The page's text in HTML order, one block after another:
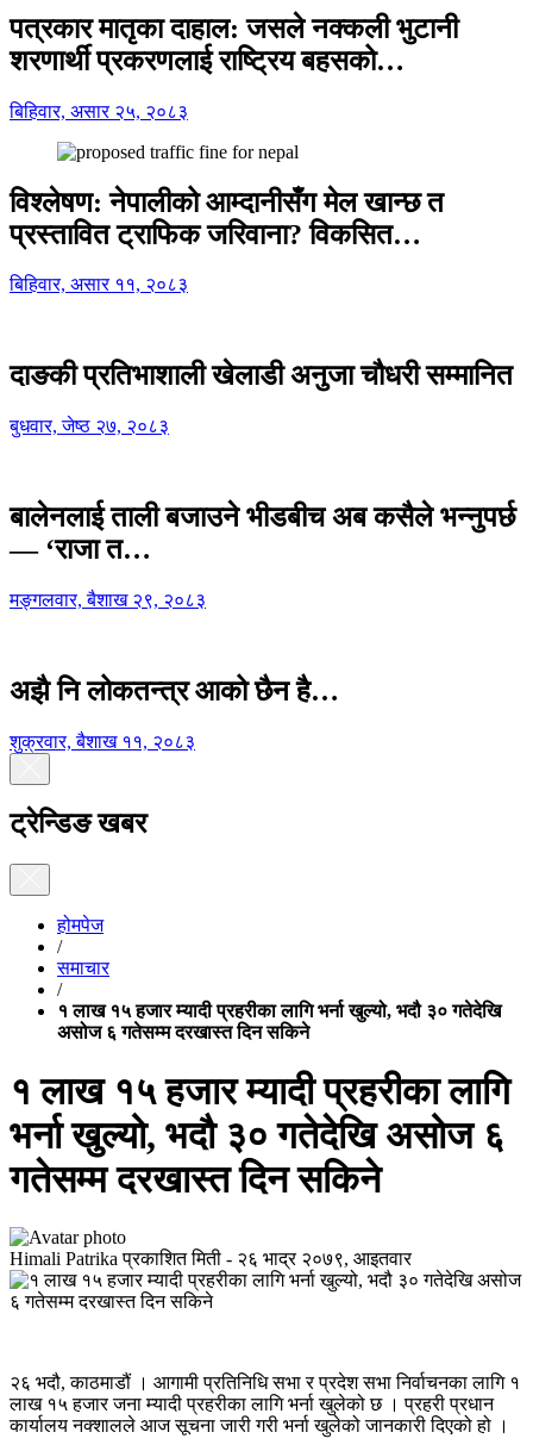
पत्रकार मातृका दाहाल: जसले नक्कली भुटानी
शरणार्थी प्रकरणलाई राष्ट्रिय बहसको…
बिहिवार, असार २५, २०८३
विश्लेषण: नेपालीको आम्दानीसँग मेल खान्छ त
प्रस्तावित ट्राफिक जरिवाना? विकसित…
बिहिवार, असार ११, २०८३
दाङकी प्रतिभाशाली खेलाडी अनुजा चौधरी सम्मानित
बुधवार, जेष्ठ २७, २०८३
बालेनलाई ताली बजाउने भीडबीच अब कसैले भन्नुपर्छ
— ‘राजा त…
मङ्गलवार, बैशाख २९, २०८३
अझै नि लोकतन्त्र आको छैन है…
शुक्रवार, बैशाख ११, २०८३
ट्रेन्डिङ खबर
होमपेज
/
समाचार
/
१ लाख १५ हजार म्यादी प्रहरीका लागि भर्ना खुल्यो, भदौ ३० गतेदेखि
असोज ६ गतेसम्म दरखास्त दिन सकिने
१ लाख १५ हजार म्यादी प्रहरीका लागि
भर्ना खुल्यो, भदौ ३० गतेदेखि असोज ६
गतेसम्म दरखास्त दिन सकिने
Himali Patrika प्रकाशित मिती - २६ भाद्र २०७९, आइतवार
२६ भदौ, काठमाडौं । आगामी प्रतिनिधि सभा र प्रदेश सभा निर्वाचनका लागि १
लाख १५ हजार जना म्यादी प्रहरीका लागि भर्ना खुलेको छ । प्रहरी प्रधान
कार्यालय नक्शालले आज सूचना जारी गरी भर्ना खुलेको जानकारी दिएको हो ।